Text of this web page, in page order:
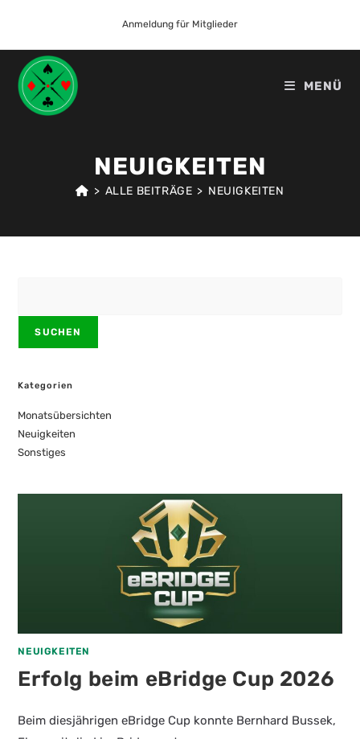
springen
Anmeldung für Mitglieder
MENÜ
NEUIGKEITEN
> ALLE BEITRÄGE > NEUIGKEITEN
SUCHEN
Kategorien
Monatsübersichten
Neuigkeiten
Sonstiges
NEUIGKEITEN
Erfolg beim eBridge Cup 2026
Beim diesjährigen eBridge Cup konnte Bernhard Bussek,